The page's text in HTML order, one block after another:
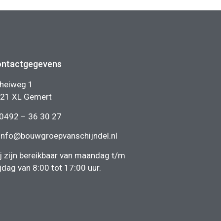
1
XL Gemert
0492 – 36 30 27
zijn bereikbaar van maandag t/m
van 8:00 tot 17:00 uur.